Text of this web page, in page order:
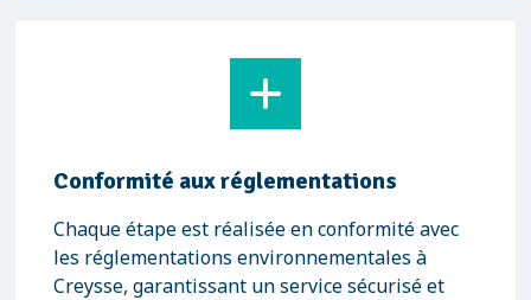
Conformité aux réglementations
Chaque étape est réalisée en conformité avec
les réglementations environnementales à
Creysse, garantissant un service sécurisé et